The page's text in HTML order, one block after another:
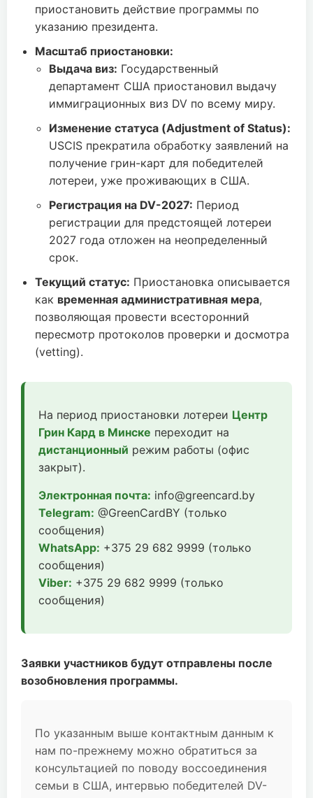
приостановить действие программы по
указанию президента.
Масштаб приостановки:
Выдача виз: Государственный
департамент США приостановил выдачу
иммиграционных виз DV по всему миру.
Изменение статуса (Adjustment of Status):
USCIS прекратила обработку заявлений на
получение грин-карт для победителей
лотереи, уже проживающих в США.
Регистрация на DV-2027: Период
регистрации для предстоящей лотереи
2027 года отложен на неопределенный
срок.
Текущий статус: Приостановка описывается
как временная административная мера,
позволяющая провести всесторонний
пересмотр протоколов проверки и досмотра
(vetting).
На период приостановки лотереи Центр
Грин Кард в Минске переходит на
дистанционный режим работы (офис
закрыт).
Электронная почта: info@greencard.by
Telegram: @GreenCardBY (только
сообщения)
WhatsApp: +375 29 682 9999 (только
сообщения)
Viber: +375 29 682 9999 (только
сообщения)
Заявки участников будут отправлены после
возобновления программы.
По указанным выше контактным данным к
нам по-прежнему можно обратиться за
консультацией по поводу воссоединения
семьи в США, интервью победителей DV-